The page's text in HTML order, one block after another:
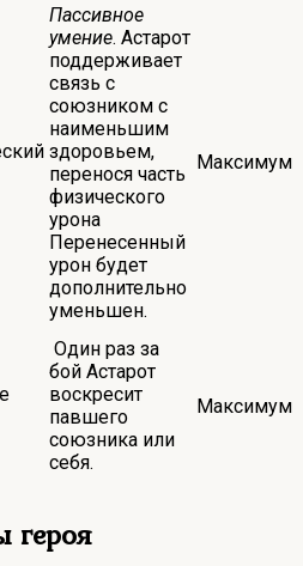
Пассивное
умение. Астарот
поддерживает
связь с
союзником с
наименьшим
здоровьем,
перенося часть
физического
урона
Перенесенный
урон будет
дополнительно
уменьшен.
Максимум
Один раз за
бой Астарот
воскресит
павшего
союзника или
себя.
Максимум